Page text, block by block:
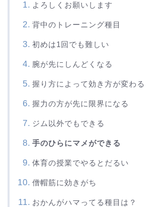
よろしくお願いします
背中のトレーニング種目
初めは1回でも難しい
腕が先にしんどくなる
握り方によって効き方が変わる
握力の方が先に限界になる
ジム以外でもできる
手のひらにマメができる
体育の授業でやるとだるい
僧帽筋に効きがち
おかんがハマってる種目は？